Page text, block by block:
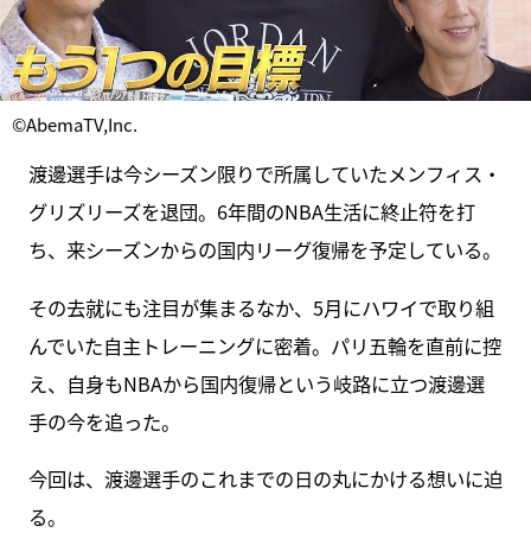
©AbemaTV,Inc.
渡邊選手は今シーズン限りで所属していたメンフィス・
グリズリーズを退団。6年間のNBA生活に終止符を打
ち、来シーズンからの国内リーグ復帰を予定している。
その去就にも注目が集まるなか、5月にハワイで取り組
んでいた自主トレーニングに密着。パリ五輪を直前に控
え、自身もNBAから国内復帰という岐路に立つ渡邊選
手の今を追った。
今回は、渡邊選手のこれまでの日の丸にかける想いに迫
る。